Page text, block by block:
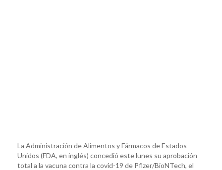
La Administración de Alimentos y Fármacos de Estados
Unidos (FDA, en inglés) concedió este lunes su aprobación
total a la vacuna contra la covid-19 de Pfizer/BioNTech, el